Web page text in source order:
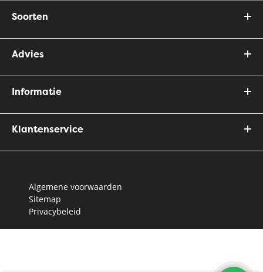
Soorten
Advies
Informatie
Klantenservice
Algemene voorwaarden
Sitemap
Privacybeleid